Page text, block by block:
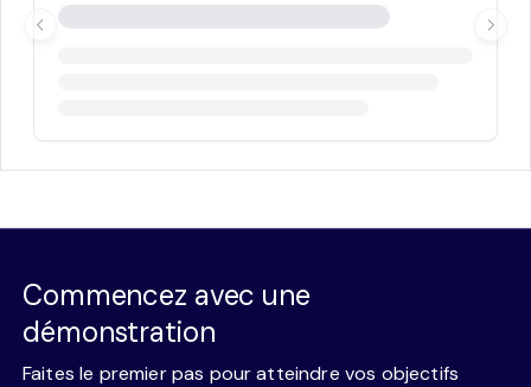
Commencez avec une
démonstration
Faites le premier pas pour atteindre vos objectifs